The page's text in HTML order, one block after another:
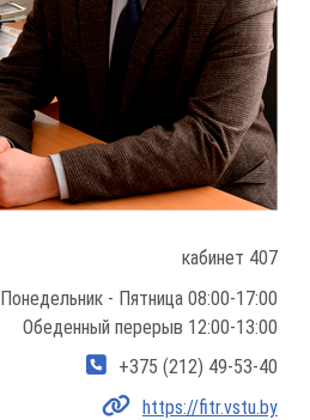
кабинет 407
Понедельник - Пятница 08:00-17:00
Обеденный перерыв 12:00-13:00
+375 (212) 49-53-40
https://fitr.vstu.by